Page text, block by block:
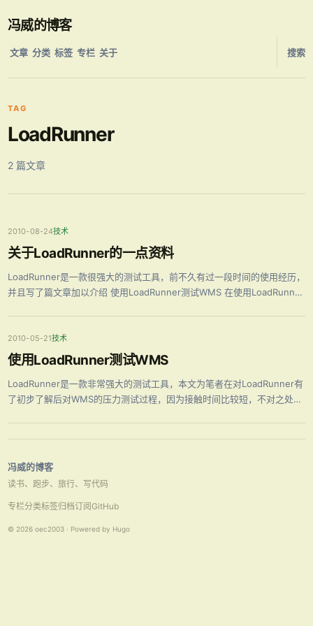
冯威的博客
文章 分类 标签 专栏 关于 搜索
TAG
LoadRunner
2 篇文章
2010-08-24技术
关于LoadRunner的一点资料
LoadRunner是一款很强大的测试工具，前不久有过一段时间的使用经历，
并且写了篇文章加以介绍 使用LoadRunner测试WMS 在使用LoadRunner
2010-05-21技术
使用LoadRunner测试WMS
LoadRunner是一款非常强大的测试工具，本文为笔者在对LoadRunner有
了初步了解后对WMS的压力测试过程，因为接触时间比较短，不对之处欢
冯威的博客
读书、跑步、旅行、写代码
专栏分类标签归档订阅GitHub
© 2026 oec2003 · Powered by Hugo